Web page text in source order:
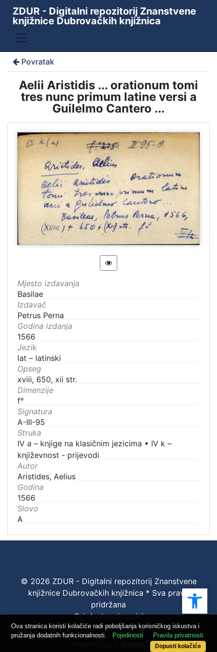
ZDUR - Digitalni repozitorij Znanstvene
knjižnice Dubrovačkih knjižnica
Povratak
Aelii Aristidis ... orationum tomi
tres nunc primum latine versi a
Guilelmo Cantero ...
Mjesto izdavanja
Basilae
Izdavač
Petrus Perna
Godina izdanja
1566
Jezik
lat – latinski
Opseg
xviii, 650, xii str.
Dimenzije
f°
Signatura
A-III-95
Struka
IV a – knjige na klasičnim jezicima • IV k –
književnost - prijevodi
Autor
Aristides, Aelius
Godina
1566
Slovo
A
© 2026 ZDUR - Digitalni repozitorij Znanstvene
knjižnice Dubrovačkih knjižnica * Sva prava
pridržana
Svi dostupni zapisi
Ova stranica koristi kolačiće radi poboljšanja korisničkog iskustva i
pružanja dodatnih funkcionalnosti.
Pojedinosti Pravila privatnosti
Dopusti kolačiće